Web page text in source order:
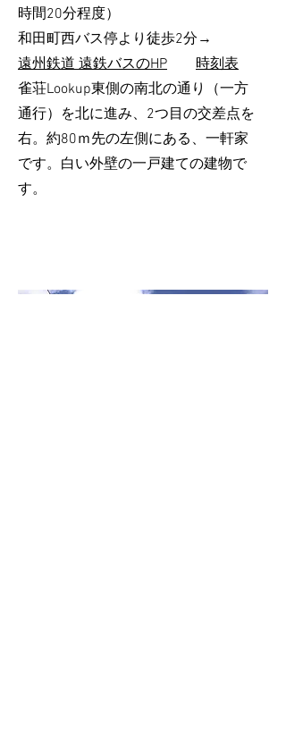
時間20分程度）
和田町西バス停より徒歩2分→
遠州鉄道 遠鉄バスのHP
時刻表
雀荘Lookup東側の南北の通り（一方
通行）を北に進み、2つ目の交差点を
右。約80ｍ先の左側にある、一軒家
です。白い外壁の一戸建ての建物で
す。